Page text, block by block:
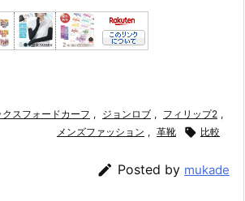
クスフォードカーフ , ジョンロブ , フィリップ2 ,
メンズファッション , 革靴  比較
 Posted by mukade